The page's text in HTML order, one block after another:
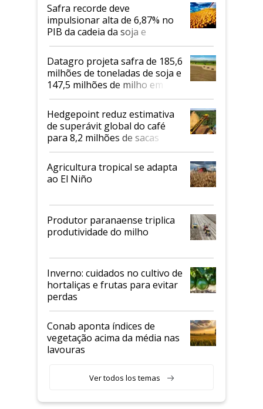
Safra recorde deve
impulsionar alta de 6,87% no
PIB da cadeia da soja e
biodiesel em 2026
Datagro projeta safra de 185,6
milhões de toneladas de soja e
147,5 milhões de milho em
2026/27
Hedgepoint reduz estimativa
de superávit global do café
para 8,2 milhões de sacas
Agricultura tropical se adapta
ao El Niño
Produtor paranaense triplica
produtividade do milho
Inverno: cuidados no cultivo de
hortaliças e frutas para evitar
perdas
Conab aponta índices de
vegetação acima da média nas
lavouras
Ver todos los temas